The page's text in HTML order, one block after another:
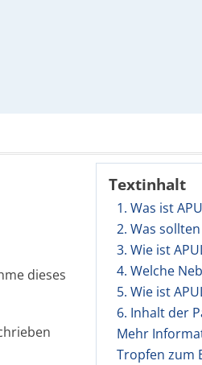
Textinhalt
1. Was ist
2. Was
3. Wie ist
4. Welche
5. Wie ist
6. Inhalt der
Mehr
Tropfen zum
dieses